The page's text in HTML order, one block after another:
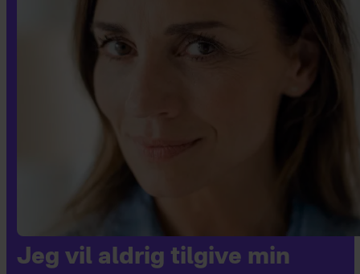
Jeg vil aldrig tilgive min